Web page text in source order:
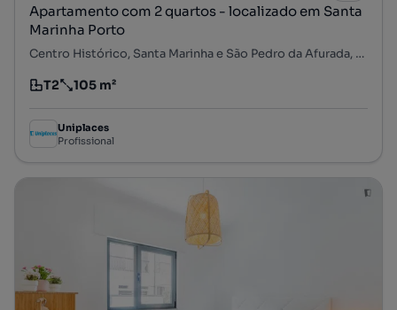
Apartamento com 2 quartos - localizado em Santa
Marinha Porto
Centro Histórico, Santa Marinha e São Pedro da Afurada, Vila Nova de Gaia, Porto
Tipologia
T2
Preço por metro quadrado
105 m²
Uniplaces
Profissional